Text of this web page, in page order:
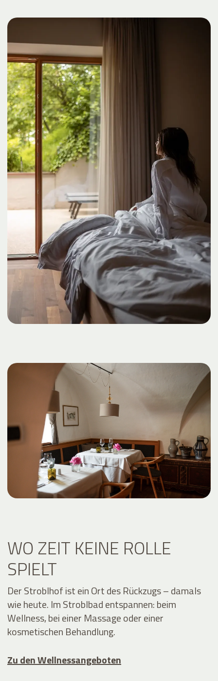
WO ZEIT KEINE ROLLE
SPIELT
Der Stroblhof ist ein Ort des Rückzugs – damals
wie heute. Im Stroblbad entspannen: beim
Wellness, bei einer Massage oder einer
kosmetischen Behandlung.
Zu den Wellnessangeboten